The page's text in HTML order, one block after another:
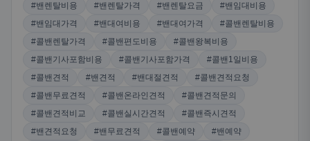
#밴렌탈비용
#밴렌탈가격 #밴렌탈요금
#밴임대비용
#밴임대가격
#밴대여비용 #밴대여가격
#콜밴렌탈비용
#콜밴렌탈가격
#콜밴편도비용
#콜밴왕복비용
#콜밴기사포함비용
#콜밴기사포함가격
#콜밴1일비용
#콜밴견적
#밴견적 #밴대절견적
#콜밴견적요청
#콜밴무료견적
#콜밴온라인견적
#콜밴견적문의
#콜밴견적비교
#콜밴실시간견적
#콜밴즉시견적
#밴견적요청
#밴무료견적 #콜밴예약
#밴예약